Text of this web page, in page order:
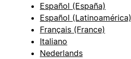
Español (España)
Español (Latinoamérica)
Français (France)
Italiano
Nederlands